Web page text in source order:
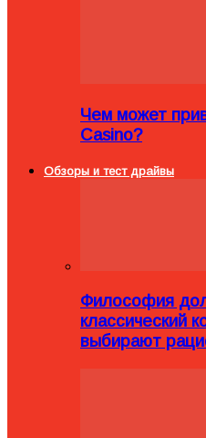
Чем может
Casino?
Обзоры и тест драйвы
Философия
классический
выбирают